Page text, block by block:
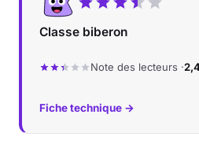
Classe biberon
Note des lecteurs ·
Fiche technique →